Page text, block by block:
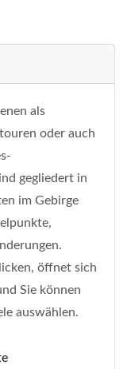
als
oder auch
gegliedert in
im Gebirge
öffnet sich
Sie können
auswählen.